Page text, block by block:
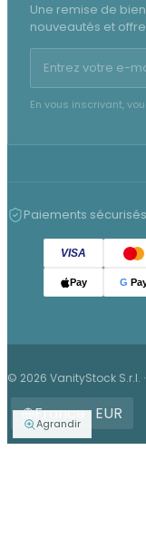
Agrandir
Une remise de
nouveautés et
Adresse e-mail
En vous inscrivant,
Paiements
VISA
Pay G
© 2026 VanityStock S.r.l.
France · EUR